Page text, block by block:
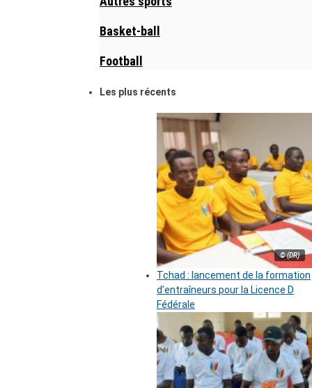
Basket-ball
Football
Les plus récents
© (DR)
Tchad : lancement de la formation
d’entraîneurs pour la Licence D
Fédérale